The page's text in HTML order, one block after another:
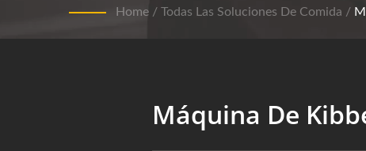
Home / Todas Las Soluciones De Comida /
Máquina De